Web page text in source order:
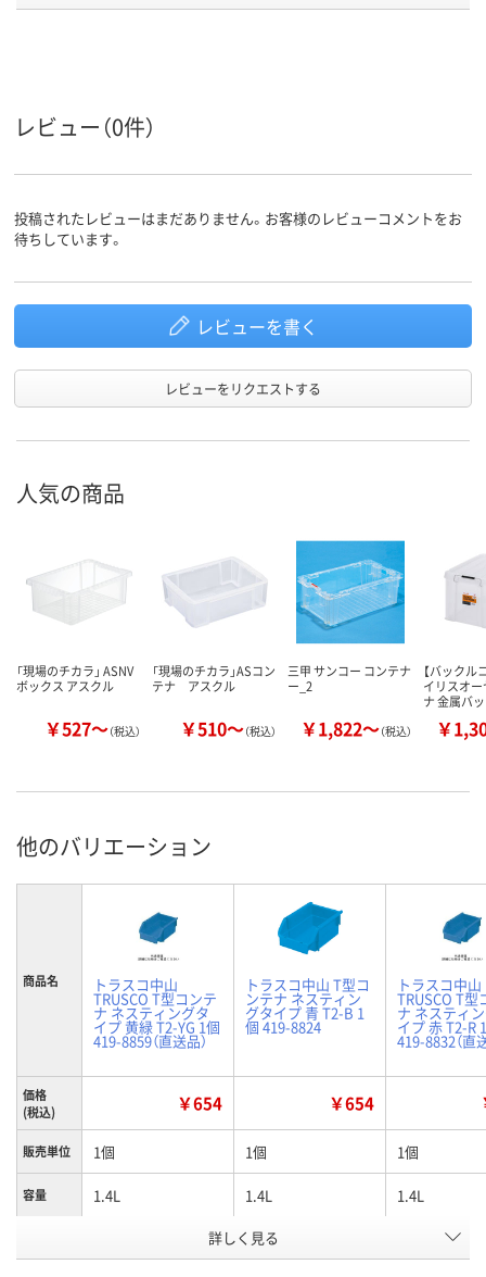
スコア
レビュー（0件）
投稿されたレビューはまだありません。お客様のレビューコメントをお
待ちしています。
レビューを書く
レビューをリクエストする
人気の商品
「現場のチカラ」 ASNV
ボックス アスクル
￥527～（税込）
「現場のチカラ」ASコン
テナ アスクル
￥510～（税込）
三甲 サンコー コンテナ
ー_2
￥1,822～（税込）
【バックル
イリスオ
ナ 金属バ
￥
他のバリエーション
商品名 トラスコ中山
TRUSCO T型コンテ
ナ ネスティングタ
イプ 黄緑 T2-YG 1個
419-8859（直送品）
トラスコ中山 T型コ
ンテナ ネスティン
グタイプ 青 T2-B 1
個 419-8824
トラスコ中山
TRUSCO T型
ナ ネスティ
イプ 赤 T2-R
419-8832（直
価格
(税込)
￥654 ￥654
販売単位 1個 1個 1個
容量 1.4L 1.4L 1.4L
ブルー
詳しく見る